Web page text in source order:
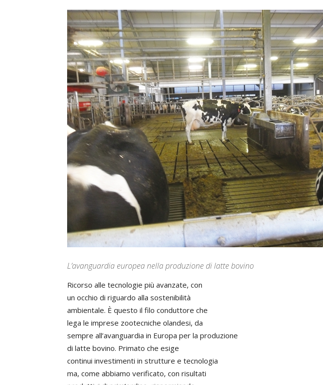
L’avanguardia europea nella produzione di latte bovino
Ricorso alle tecnologie più avanzate, con
un occhio di riguardo alla sostenibilità
ambientale. È questo il filo conduttore che
lega le imprese zootecniche olandesi, da
sempre all’avanguardia in Europa per la produzione
di latte bovino. Primato che esige
continui investimenti in strutture e tecnologia
ma, come abbiamo verificato, con risultati